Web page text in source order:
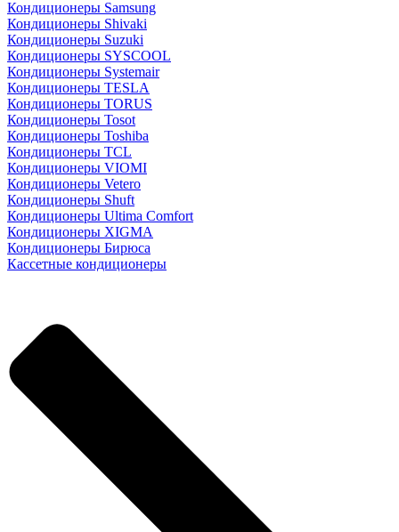
Кондиционеры Samsung
Кондиционеры Shivaki
Кондиционеры Suzuki
Кондиционеры SYSCOOL
Кондиционеры Systemair
Кондиционеры TESLA
Кондиционеры TORUS
Кондиционеры Tosot
Кондиционеры Toshiba
Кондиционеры TCL
Кондиционеры VIOMI
Кондиционеры Vetero
Кондиционеры Shuft
Кондиционеры Ultima Comfort
Кондиционеры XIGMA
Кондиционеры Бирюса
Кассетные кондиционеры